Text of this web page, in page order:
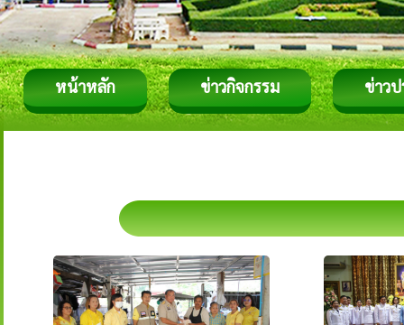
หน้าหลัก ข่าวกิจกรรม ข่าว